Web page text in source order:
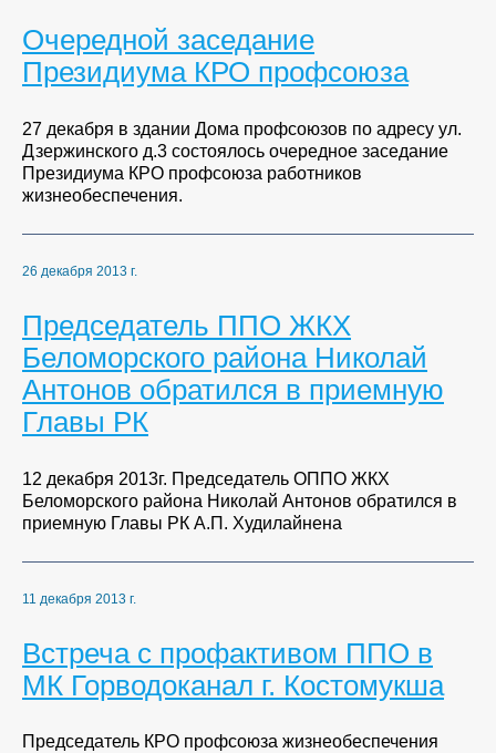
Очередной заседание
Президиума КРО профсоюза
27 декабря в здании Дома профсоюзов по адресу ул.
Дзержинского д.3 состоялось очередное заседание
Президиума КРО профсоюза работников
жизнеобеспечения.
26 декабря 2013 г.
Председатель ППО ЖКХ
Беломорского района Николай
Антонов обратился в приемную
Главы РК
12 декабря 2013г. Председатель ОППО ЖКХ
Беломорского района Николай Антонов обратился в
приемную Главы РК А.П. Худилайнена
11 декабря 2013 г.
Встреча с профактивом ППО в
МК Горводоканал г. Костомукша
Председатель КРО профсоюза жизнеобеспечения